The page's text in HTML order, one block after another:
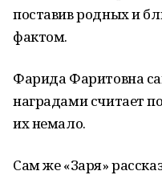
поставив родных и
фактом.
Фарида Фаритовна
наградами считает
их немало.
Сам же «Заря»